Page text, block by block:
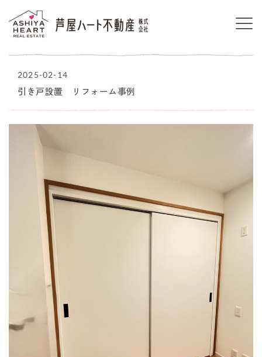
2025-02-14
引き戸設置 リフォーム事例